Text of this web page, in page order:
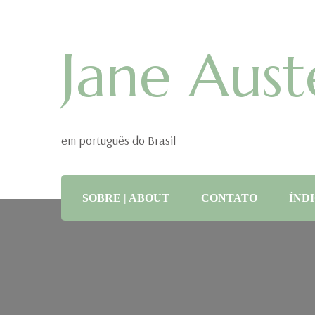
Jane
em português do Brasil
SOBRE | ABOUT CONTATO